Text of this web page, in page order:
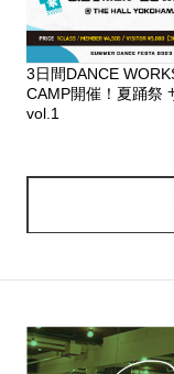
3日間DANCE
CAMP開催！夏踊祭
vol.1